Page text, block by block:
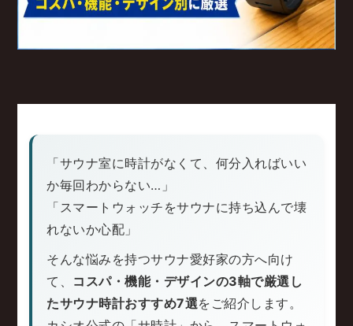
「サウナ室に時計がなくて、何分入ればいい
か毎回わからない…」
「スマートウォッチをサウナに持ち込んで壊
れないか心配」
そんな悩みを持つサウナ愛好家の方へ向け
て、 コスパ・機能・デザインの3軸で厳選し
たサウナ時計おすすめ7選をご紹介します。